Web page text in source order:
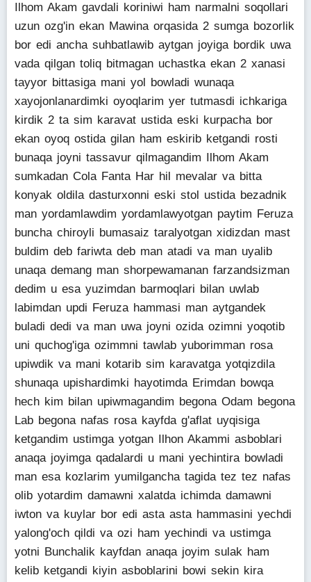
Ilhom Akam gavdali koriniwi ham narmalni soqollari
uzun ozg'in ekan Mawina orqasida 2 sumga bozorlik
bor edi ancha suhbatlawib aytgan joyiga bordik uwa
vada qilgan toliq bitmagan uchastka ekan 2 xanasi
tayyor bittasiga mani yol bowladi wunaqa
xayojonlanardimki oyoqlarim yer tutmasdi ichkariga
kirdik 2 ta sim karavat ustida eski kurpacha bor
ekan oyoq ostida gilan ham eskirib ketgandi rosti
bunaqa joyni tassavur qilmagandim Ilhom Akam
sumkadan Cola Fanta Har hil mevalar va bitta
konyak oldila dasturxonni eski stol ustida bezadnik
man yordamlawdim yordamlawyotgan paytim Feruza
buncha chiroyli bumasaiz taralyotgan xidizdan mast
buldim deb fariwta deb man atadi va man uyalib
unaqa demang man shorpewamanan farzandsizman
dedim u esa yuzimdan barmoqlari bilan uwlab
labimdan updi Feruza hammasi man aytgandek
buladi dedi va man uwa joyni ozida ozimni yoqotib
uni quchog'iga ozimmni tawlab yuborimman rosa
upiwdik va mani kotarib sim karavatga yotqizdila
shunaqa upishardimki hayotimda Erimdan bowqa
hech kim bilan upiwmagandim begona Odam begona
Lab begona nafas rosa kayfda g'aflat uyqisiga
ketgandim ustimga yotgan Ilhon Akammi asboblari
anaqa joyimga qadalardi u mani yechintira bowladi
man esa kozlarim yumilgancha tagida tez tez nafas
olib yotardim damawni xalatda ichimda damawni
iwton va kuylar bor edi asta asta hammasini yechdi
yalong'och qildi va ozi ham yechindi va ustimga
yotni Bunchalik kayfdan anaqa joyim sulak ham
kelib ketgandi kiyin asboblarini bowi sekin kira